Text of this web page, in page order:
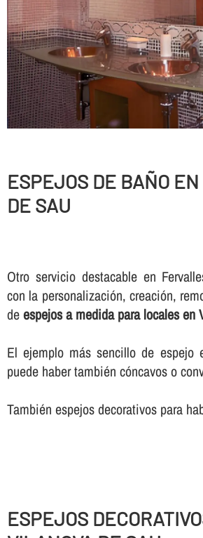
ESPEJOS DE BAÑO
DE SAU
Otro servicio destacable en
con la personalización, creación,
deespejos a medida para locales en
El ejemplo más sencillo de espejo
puede haber también cóncavos o
También espejos decorativos para
ESPEJOS